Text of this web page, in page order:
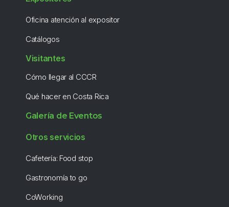
Oficina atención al expositor
Catálogos
Visitantes
Cómo llegar al CCCR
Qué hacer en Costa Rica
Galería de Eventos
Otros servicios
Cafetería: Food stop
Gastronomía to go
CoWorking